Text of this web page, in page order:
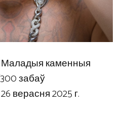
Маладыя каменныя
забаў
26 верасня 2025 г.